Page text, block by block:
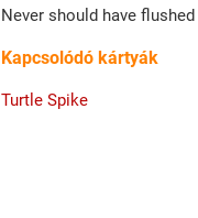
Never should have
Kapcsolódó kártyák
Turtle Spike